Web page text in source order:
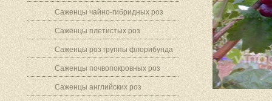
Саженцы чайно-гибридных роз
Саженцы плетистых роз
Саженцы роз группы флорибунда
Саженцы почвопокровных роз
Саженцы английских роз